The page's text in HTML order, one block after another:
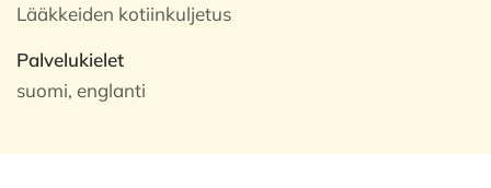
Lääkkeiden kotiinkuljetus
Palvelukielet
suomi, englanti